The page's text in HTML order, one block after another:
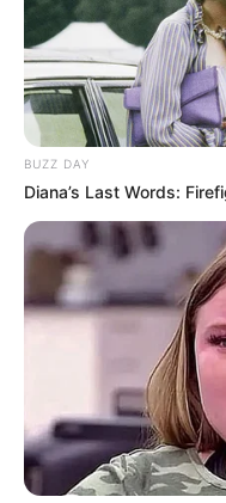
LIHAT
Tastefully Yours
BUZZ DAY
Diana’s Last Words: